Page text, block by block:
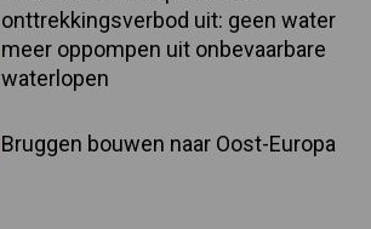
onttrekkingsverbod uit: geen water
meer oppompen uit onbevaarbare
waterlopen
Bruggen bouwen naar Oost-Europa